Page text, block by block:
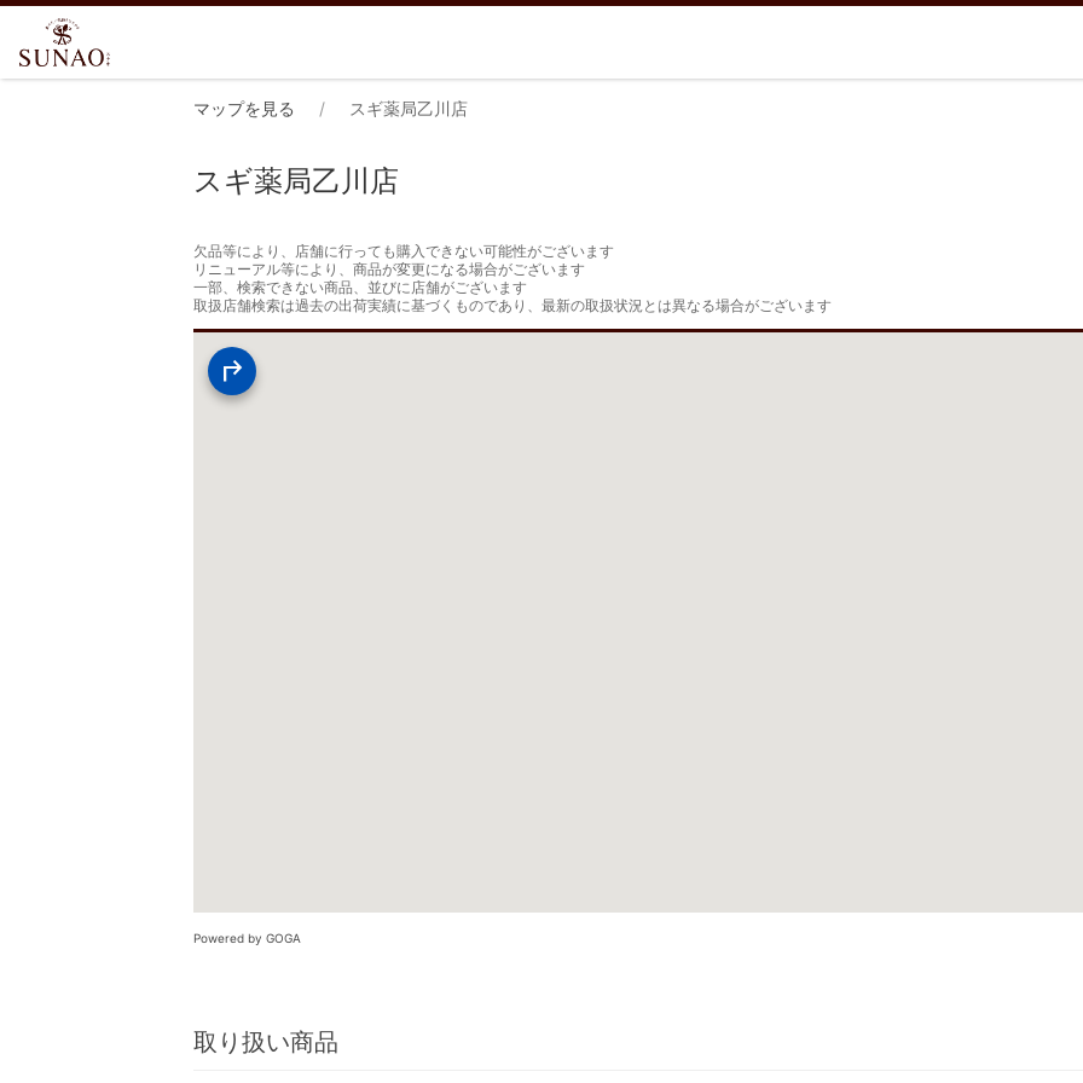
マップを見る スギ薬局乙川店
スギ薬局乙川店
欠品等により、店舗に行っても購入できない可能性がございます
リニューアル等により、商品が変更になる場合がございます
一部、検索できない商品、並びに店舗がございます
取扱店舗検索は過去の出荷実績に基づくものであり、最新の取扱状況とは異なる場合がございます
Powered by GOGA
取り扱い商品